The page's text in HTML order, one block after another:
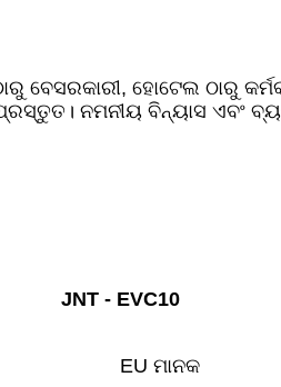
ବେସରକାରୀ, ହୋଟେଲ ଠାରୁ
ନମନୀୟ ବିନ୍ୟାସ ଏବଂ
JNT - EVC10
EU ମାନକ